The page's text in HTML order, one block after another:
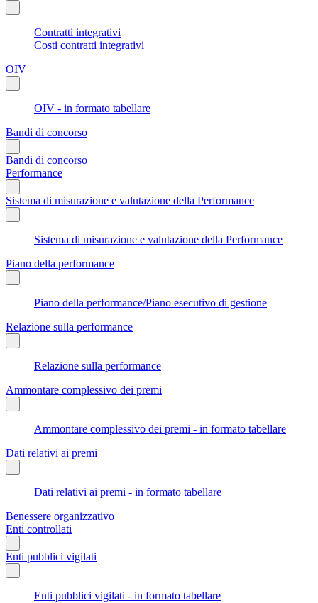
Contratti integrativi
Costi contratti integrativi
OIV
OIV - in formato tabellare
Bandi di concorso
Bandi di concorso
Performance
Sistema di misurazione e valutazione della Performance
Sistema di misurazione e valutazione della Performance
Piano della performance
Piano della performance/Piano esecutivo di gestione
Relazione sulla performance
Relazione sulla performance
Ammontare complessivo dei premi
Ammontare complessivo dei premi - in formato tabellare
Dati relativi ai premi
Dati relativi ai premi - in formato tabellare
Benessere organizzativo
Enti controllati
Enti pubblici vigilati
Enti pubblici vigilati - in formato tabellare